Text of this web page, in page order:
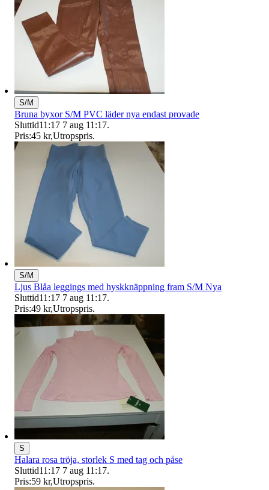
S/M
Bruna byxor S/M PVC läder nya endast provade
Sluttid11:17 7 aug 11:17.
Pris:45 kr,Utropspris.
S/M
Ljus Blåa leggings med hyskknäppning fram S/M Nya
Sluttid11:17 7 aug 11:17.
Pris:49 kr,Utropspris.
S
Halara rosa tröja, storlek S med tag och påse
Sluttid11:17 7 aug 11:17.
Pris:59 kr,Utropspris.